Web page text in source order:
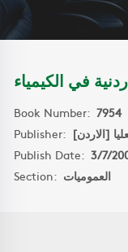
في الكيمياء
Book Number: 7954
Publisher: [الاردن]
Publish Date: 3/7/
Section: العموميات